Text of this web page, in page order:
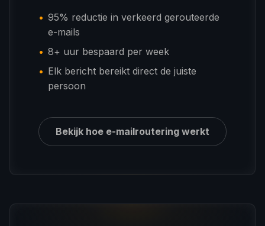
95% reductie in verkeerd gerouteerde
e-mails
8+ uur bespaard per week
Elk bericht bereikt direct de juiste
persoon
Bekijk hoe e-mailroutering werkt